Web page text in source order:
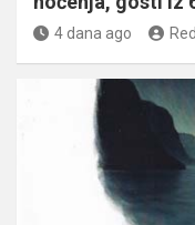
4 dana ago